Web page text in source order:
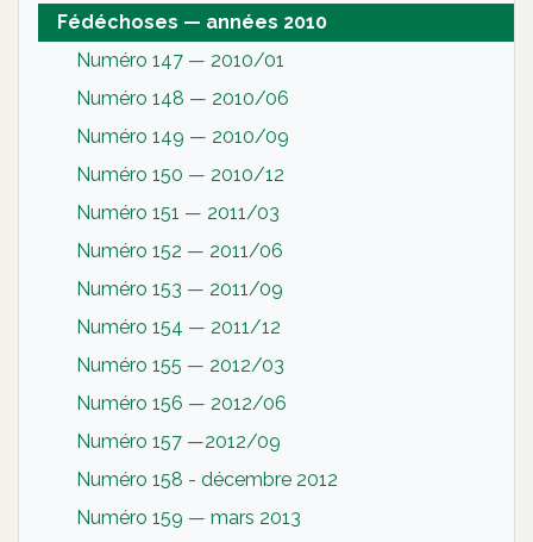
Fédéchoses — années 2010
Numéro 147 — 2010/01
Numéro 148 — 2010/06
Numéro 149 — 2010/09
Numéro 150 — 2010/12
Numéro 151 — 2011/03
Numéro 152 — 2011/06
Numéro 153 — 2011/09
Numéro 154 — 2011/12
Numéro 155 — 2012/03
Numéro 156 — 2012/06
Numéro 157 —2012/09
Numéro 158 - décembre 2012
Numéro 159 — mars 2013